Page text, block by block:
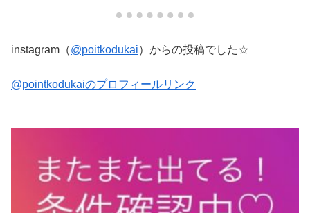
instagram（@poitkodukai）からの投稿でした☆
@pointkodukaiのプロフィールリンク